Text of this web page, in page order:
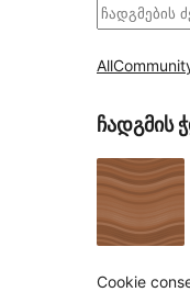
ძებნა
All
ჩადგმის
Cookie